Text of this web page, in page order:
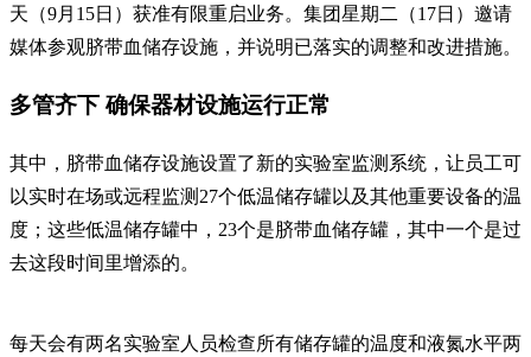
天（9月15日）获准有限重启业务。集团星期二（17日）邀请
媒体参观脐带血储存设施，并说明已落实的调整和改进措施。
多管齐下 确保器材设施运行正常
其中，脐带血储存设施设置了新的实验室监测系统，让员工可
以实时在场或远程监测27个低温储存罐以及其他重要设备的温
度；这些低温储存罐中，23个是脐带血储存罐，其中一个是过
去这段时间里增添的。
每天会有两名实验室人员检查所有储存罐的温度和液氮水平两